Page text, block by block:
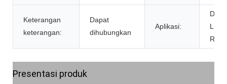
Keterangan
keterangan:
Dapat
dihubungkan
Aplikasi:
Luar
Presentasi produk